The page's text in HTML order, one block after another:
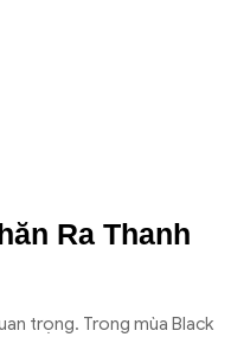
Ra Thanh
trọng. Trong mùa Black